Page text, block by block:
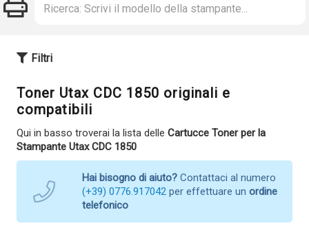
Filtri
Toner Utax CDC 1850 originali e
compatibili
Qui in basso troverai la lista delle Cartucce Toner per la
Stampante Utax CDC 1850
Hai bisogno di aiuto? Contattaci al numero
(+39) 0776.917042 per effettuare un ordine
telefonico